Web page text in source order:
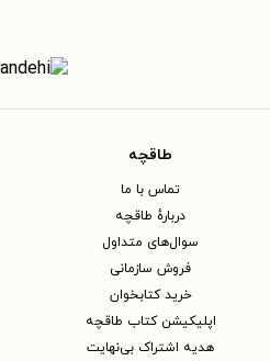
طاقچه
تماس با ما
دربارهٔ طاقچه
سوال‌های متداول
فروش سازمانی
خرید کتابخوان
اپلیکیشن کتاب طاقچه
هدیه اشتراک بی‌نهایت